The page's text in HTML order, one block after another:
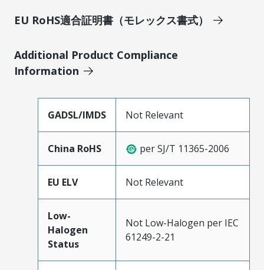
EU RoHS適合証明書（モレックス書式）
Additional Product Compliance
Information
GADSL/IMDS Not Relevant
China RoHS per SJ/T 11365-2006
EU ELV Not Relevant
Low-
Halogen
Status
Not Low-Halogen per IEC
61249-2-21